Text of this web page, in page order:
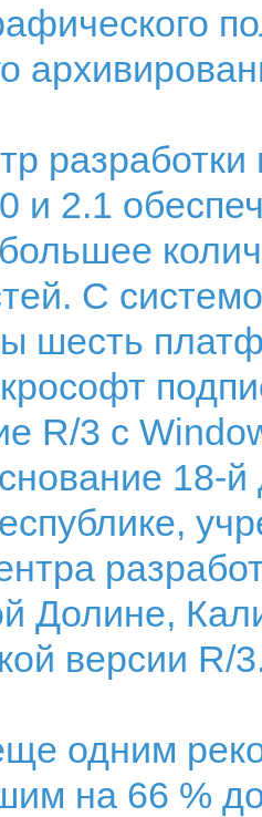
и 2.1
С
шесть
R/3 с
18-
Долине,
версии R/
одним
на 66 %